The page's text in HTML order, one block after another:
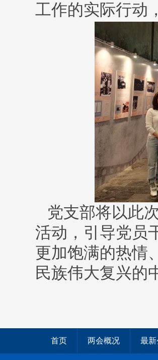
工作的实际行动
党支部将以此
活动，引导党员
更加饱满的热情
民族伟大复兴的
首页 两会概况 最